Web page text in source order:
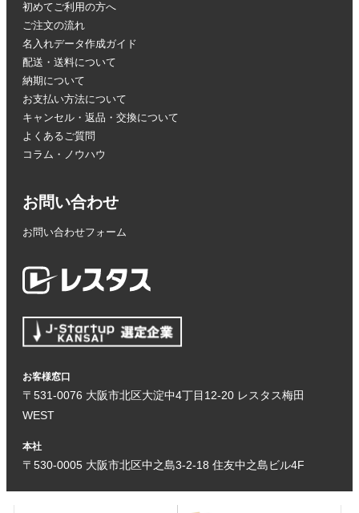
初めてご利用の方へ
ご注文の流れ
名入れデータ作成ガイド
配送・送料について
納期について
お支払い方法について
キャンセル・返品・交換について
よくあるご質問
コラム・ノウハウ
お問い合わせ
お問い合わせフォーム
お客様窓口
〒531-0076 大阪市北区大淀中4丁目12-20 レスタス梅田
WEST
本社
〒530-0005 大阪市北区中之島3-2-18 住友中之島ビル4F